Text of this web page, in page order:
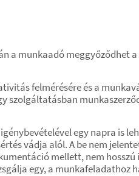
a munkaadó
felmérésére és a
szolgáltatásban
egy napra is
vádja alól. A be nem
mellett, nem
egy, a munkafeladathoz